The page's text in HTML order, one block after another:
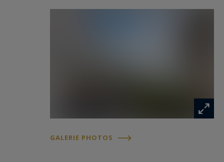
GALERIE PHOTOS